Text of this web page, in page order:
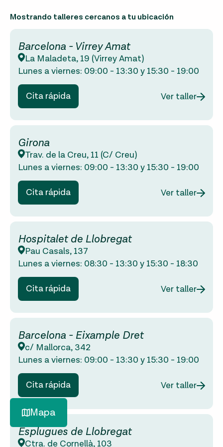
Mostrando talleres cercanos a tu ubicación
Barcelona - Virrey Amat
La Maladeta, 19 (Virrey Amat)
Lunes a viernes: 09:00 - 13:30 y 15:30 - 19:00
Cita rápida Ver taller
Girona
Trav. de la Creu, 11 (C/ Creu)
Lunes a viernes: 09:00 - 13:30 y 15:30 - 19:00
Cita rápida Ver taller
Hospitalet de Llobregat
Pau Casals, 137
Lunes a viernes: 08:30 - 13:30 y 15:30 - 18:30
Cita rápida Ver taller
Barcelona - Eixample Dret
c/ Mallorca, 342
Lunes a viernes: 09:00 - 13:30 y 15:30 - 19:00
Cita rápida Ver taller
Esplugues de Llobregat
Ctra. de Cornellà, 103
Mapa